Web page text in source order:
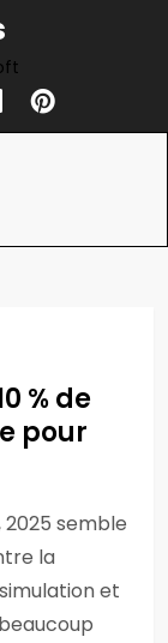
% de
pour
2025 semble
la
et